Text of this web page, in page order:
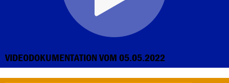
VIDEODOKUMENTATION VOM 05.05.2022